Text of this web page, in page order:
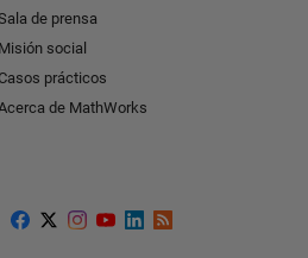
de prensa
Misión social
prácticos
de MathWorks